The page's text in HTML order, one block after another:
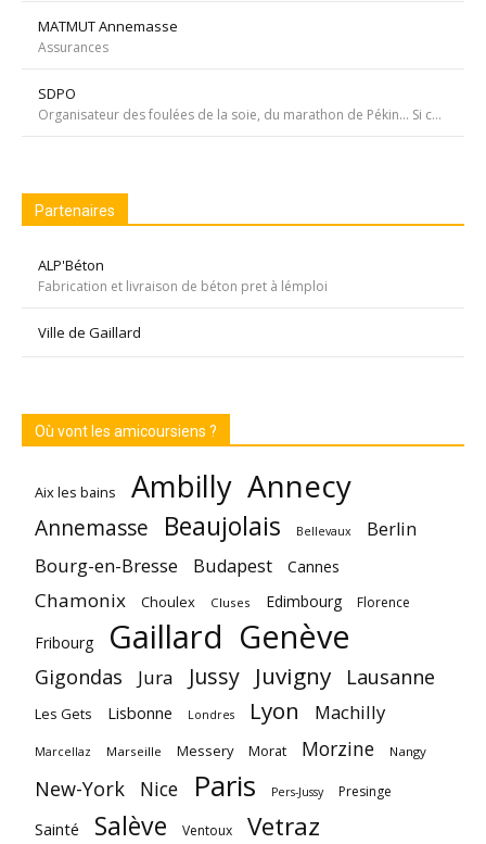
MATMUT Annemasse
Assurances
SDPO
Organisateur des foulées de la soie, du marathon de Pékin... Si courir était notre seul but, nous passerions à côté de moments inoubliables ». Depuis 1996 SDPOrganisation, spécialiste de la course aventure à vocation sportive et culturelle
Partenaires
ALP'Béton
Fabrication et livraison de béton pret à lémploi
Ville de Gaillard
Où vont les amicoursiens ?
Aix les bains Ambilly Annecy
Annemasse Beaujolais Bellevaux Berlin
Bourg-en-Bresse Budapest Cannes
Chamonix Choulex Cluses Edimbourg Florence
Fribourg Gaillard Genève
Gigondas Jura Jussy Juvigny Lausanne
Les Gets Lisbonne Londres Lyon Machilly
Marcellaz Marseille Messery Morat Morzine Nangy
New-York Nice Paris Pers-Jussy Presinge
Sainté Salève Ventoux Vetraz